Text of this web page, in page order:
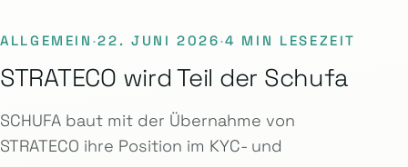
ALLGEMEIN ·22. JUNI 2026·4 MIN LESEZEIT
STRATECO wird Teil der Schufa
SCHUFA baut mit der Übernahme von
STRATECO ihre Position im KYC- und